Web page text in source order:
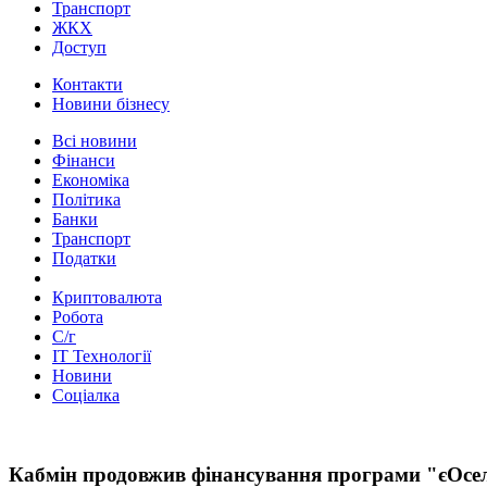
Транспорт
ЖКХ
Доступ
Контакти
Новини бізнесу
Всі новини
Фінанси
Економіка
Політика
Банки
Транспорт
Податки
Криптовалюта
Робота
С/г
ІТ Технології
Новини
Соціалка
Кабмін продовжив фінансування програми